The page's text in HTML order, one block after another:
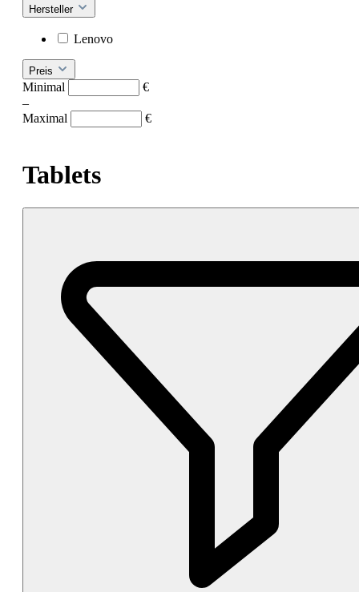
Hersteller
Lenovo
Preis
Minimal
€
–
Maximal
€
Tablets